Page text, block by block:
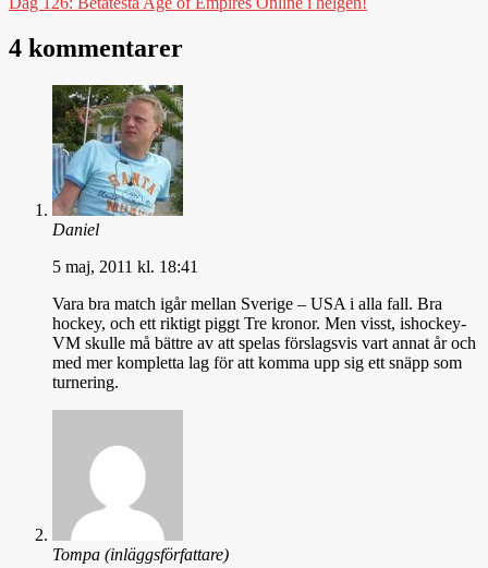
4 kommentarer
Daniel
5 maj, 2011 kl. 18:41
Vara bra match igår mellan Sverige – USA i alla fall. Bra
hockey, och ett riktigt piggt Tre kronor. Men visst, ishockey-
VM skulle må bättre av att spelas förslagsvis vart annat år och
med mer kompletta lag för att komma upp sig ett snäpp som
turnering.
Tompa (inläggsförfattare)